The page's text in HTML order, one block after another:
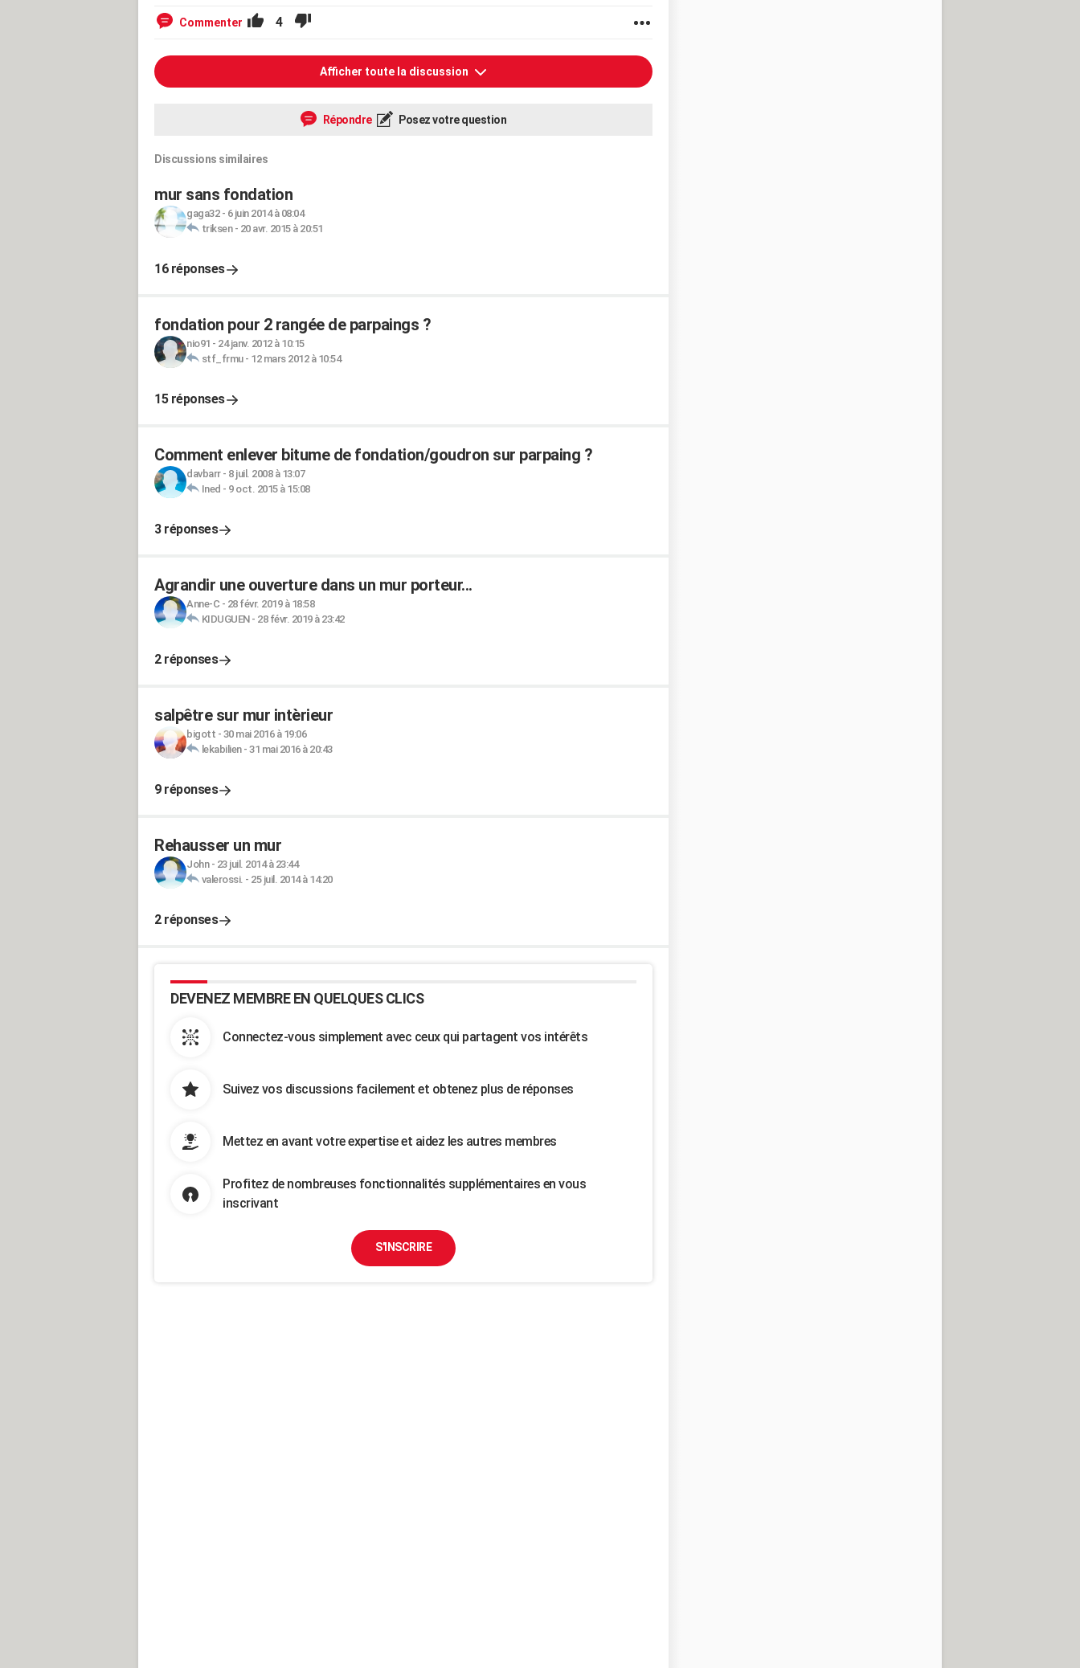
Commenter 4
Afficher toute la discussion
Répondre Posez votre question
Discussions similaires
mur sans fondation
gaga32- 6 juin 2014 à 08:04
triksen- 20 avr. 2015 à 20:51
16 réponses
fondation pour 2 rangée de parpaings ?
nio91 - 24 janv. 2012 à 10:15
stf_frmu- 12 mars 2012 à 10:54
15 réponses
Comment enlever bitume de fondation/goudron sur parpaing ?
davbarr- 8 juil. 2008 à 13:07
Ined - 9 oct. 2015 à 15:08
3 réponses
Agrandir une ouverture dans un mur porteur...
Anne-C - 28 févr. 2019 à 18:58
KIDUGUEN- 28 févr. 2019 à 23:42
2 réponses
salpêtre sur mur intèrieur
bigott - 30 mai 2016 à 19:06
lekabilien- 31 mai 2016 à 20:43
9 réponses
Rehausser un mur
John- 23 juil. 2014 à 23:44
valerossi. - 25 juil. 2014 à 14:20
2 réponses
DEVENEZ MEMBRE EN QUELQUES CLICS
Connectez-vous simplement avec ceux qui partagent vos intérêts
Suivez vos discussions facilement et obtenez plus de réponses
Mettez en avant votre expertise et aidez les autres membres
Profitez de nombreuses fonctionnalités supplémentaires en vous
inscrivant
S'INSCRIRE